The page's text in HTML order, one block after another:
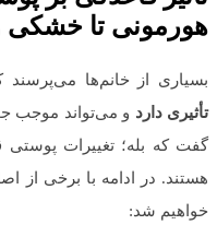
هورمونی تا
بسیاری از خانم‌ها می‌پرسند
تأثیری دارد و می‌تواند موجب
گفت که بله؛ تغییرات پوستی
هستند. در ادامه با برخی از
خواهیم شد: